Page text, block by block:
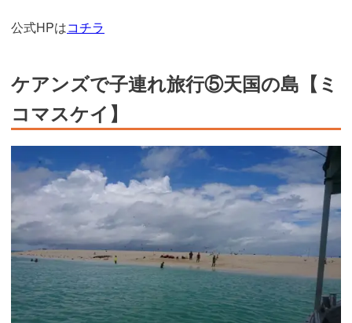
公式HPはコチラ
ケアンズで子連れ旅行⑤天国の島【ミ
コマスケイ】